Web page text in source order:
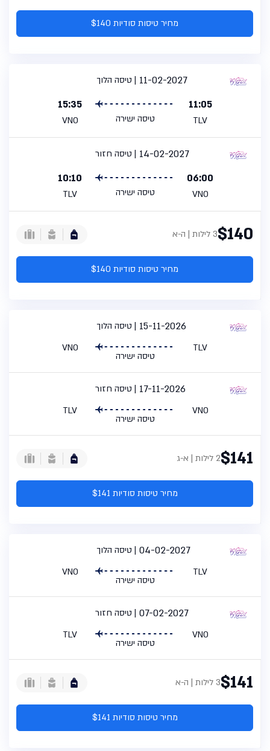
מחיר טיסות סודיות $140
טיסה הלוך
11-02-2027
11:05
TLV טיסה ישירה
15:35
VNO
טיסה חזור
14-02-2027
06:00
VNO טיסה ישירה
10:10
TLV
$1403 לילות | ה-א
מחיר טיסות סודיות $140
טיסה הלוך 15-11-2026
TLV
טיסה ישירה
VNO
טיסה חזור 17-11-2026
VNO
טיסה ישירה
TLV
$1412 לילות | א-ג
מחיר טיסות סודיות $141
טיסה הלוך 04-02-2027
TLV
טיסה ישירה
VNO
טיסה חזור 07-02-2027
VNO
טיסה ישירה
TLV
$1413 לילות | ה-א
מחיר טיסות סודיות $141